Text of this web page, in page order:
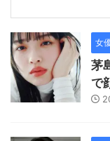
女
茅
で